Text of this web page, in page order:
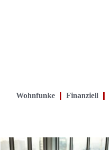
Wohnfunke Finanziell